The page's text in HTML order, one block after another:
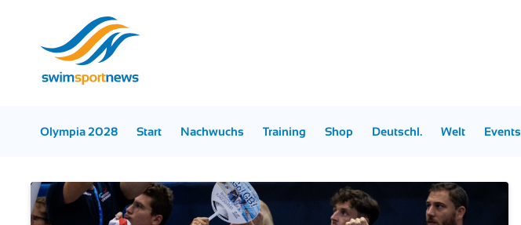
Olympia 2028 Start Nachwuchs Training Shop Deutschl. Welt Events